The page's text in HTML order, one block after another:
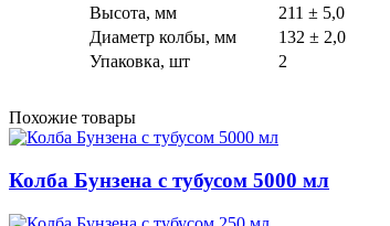
Высота, мм
211 ± 5,0
Диаметр колбы, мм
132 ± 2,0
Упаковка, шт
2
Похожие товары
Колба Бунзена с тубусом 5000 мл